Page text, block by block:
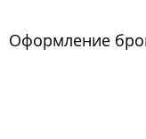
Оформление